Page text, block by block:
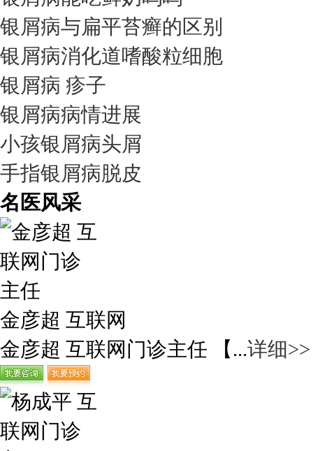
银屑病与扁平苔癣的区别
银屑病消化道嗜酸粒细胞
银屑病 疹子
银屑病病情进展
小孩银屑病头屑
手指银屑病脱皮
名医风采
金彦超 互联网
金彦超 互联网门诊主任 【...详细>>